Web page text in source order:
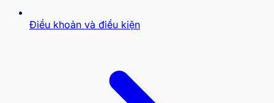
Điều khoản và điều kiện